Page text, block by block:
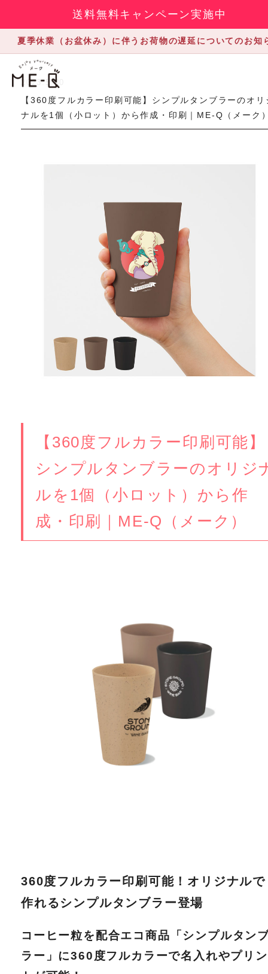
送料無料キャンペーン実施中
夏季休業（お盆休み）に伴うお荷物の遅延についてのお知
2023.5.30
【360度フルカラー印刷可能】シンプルタンブラーのオリ
ナルを1個（小ロット）から作成・印刷｜ME-Q（メーク
【360度フルカラー印刷可能】
シンプルタンブラーのオリジ
ルを1個（小ロット）から作
成・印刷｜ME-Q（メーク）
360度フルカラー印刷可能！オリジナルで
作れるシンプルタンブラー登場
コーヒー粒を配合エコ商品「シンプルタン
ラー」に360度フルカラーで名入れやプリン